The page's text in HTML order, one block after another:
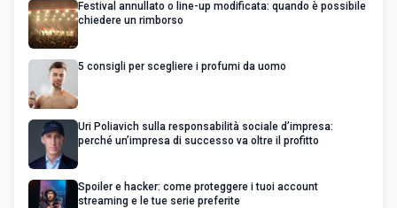
Festival annullato o line-up modificata: quando è possibile
chiedere un rimborso
5 consigli per scegliere i profumi da uomo
Uri Poliavich sulla responsabilità sociale d’impresa:
perché un’impresa di successo va oltre il profitto
Spoiler e hacker: come proteggere i tuoi account
streaming e le tue serie preferite